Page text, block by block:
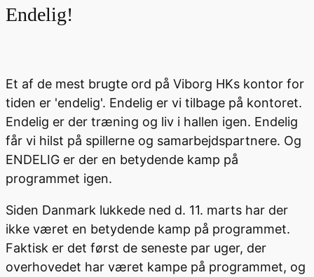
Endelig!
Et af de mest brugte ord på Viborg HKs kontor for
tiden er 'endelig'. Endelig er vi tilbage på kontoret.
Endelig er der træning og liv i hallen igen. Endelig
får vi hilst på spillerne og samarbejdspartnere. Og
ENDELIG er der en betydende kamp på
programmet igen.
Siden Danmark lukkede ned d. 11. marts har der
ikke været en betydende kamp på programmet.
Faktisk er det først de seneste par uger, der
overhovedet har været kampe på programmet, og